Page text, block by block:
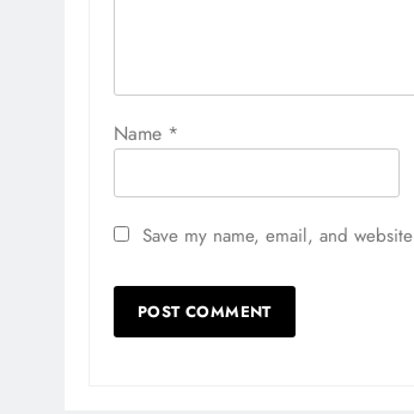
Name *
Save my name, email, and